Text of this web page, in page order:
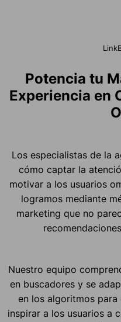
Potencia tu
Experiencia en
Los especialistas de la
cómo captar la
motivar a los usuarios
logramos mediante
marketing que no
Nuestro equipo
en buscadores y se
en los algoritmos
inspirar a los usuarios a